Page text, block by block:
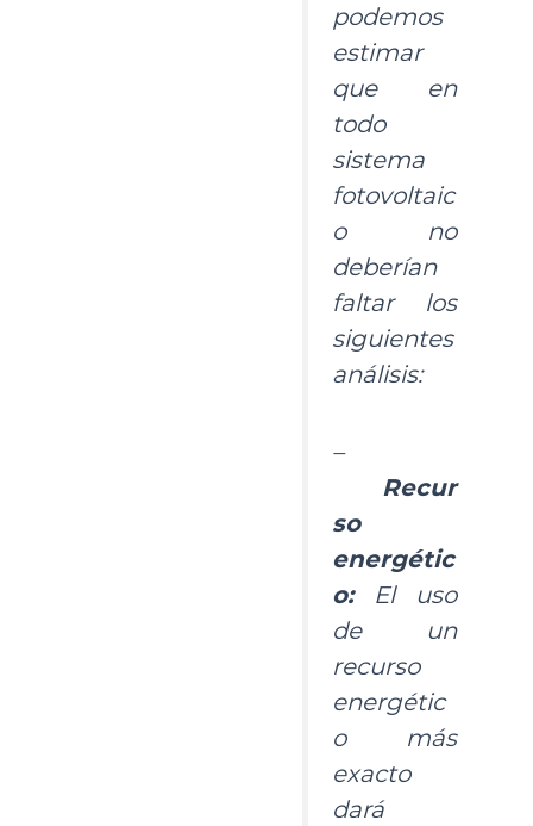
podemos
estimar
que en
todo
sistema
fotovoltaic
o no
deberían
faltar los
siguientes
análisis:
–
Recur
so
energétic
o:El uso
de un
recurso
energétic
o más
exacto
dará